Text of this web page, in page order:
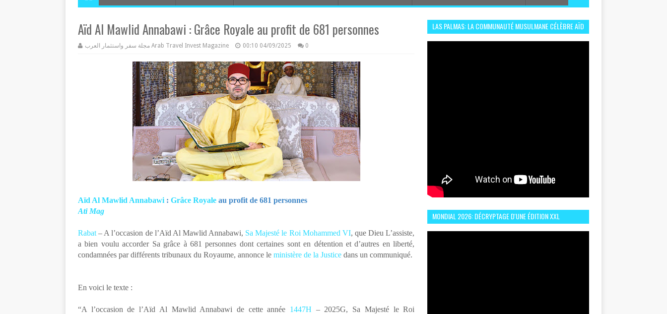
Aïd Al Mawlid Annabawi : Grâce Royale au profit de 681 personnes
مجلة سفر واستثمار العرب Arab Travel Invest Magazine 00:10 04/09/2025 0
Aïd Al Mawlid Annabawi : Grâce Royale au profit de 681 personnes
Ati Mag
Rabat – A l’occasion de l’Aïd Al Mawlid Annabawi, Sa Majesté le Roi Mohammed VI, que Dieu L’assiste,
a bien voulu accorder Sa grâce à 681 personnes dont certaines sont en détention et d’autres en liberté,
condamnées par différents tribunaux du Royaume, annonce le ministère de la Justice dans un communiqué.
En voici le texte :
“A l’occasion de l’Aïd Al Mawlid Annabawi de cette année 1447H – 2025G, Sa Majesté le Roi
LAS PALMAS: LA COMMUNAUTÉ MUSULMANE CÉLÈBRE AÏD
MONDIAL 2026: DÉCRYPTAGE D'UNE ÉDITION XXL